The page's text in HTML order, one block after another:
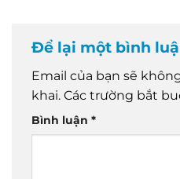
Để lại một bình
Email của bạn sẽ
khai. Các trường bắt
Bình luận *